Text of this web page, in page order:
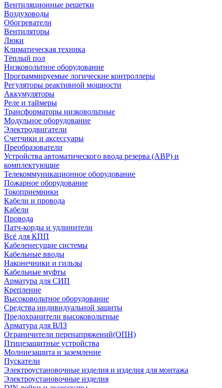
Вентиляционные решетки
Воздуховоды
Обогреватели
Вентиляторы
Люки
Климатическая техника
Тёплый пол
Низковольтное оборудование
Программируемые логические контроллеры
Регуляторы реактивной мощности
Аккумуляторы
Реле и таймеры
Трансформаторы низковольтные
Модульное оборудование
Электродвигатели
Счетчики и аксессуары
Преобразователи
Устройства автоматического ввода резерва (АВР) и
комплектующие
Телекоммуникационное оборудование
Пожарное оборудование
Токоприемники
Кабели и провода
Кабели
Провода
Патч-корды и удлинители
Всё для КПП
Кабеленесущие системы
Кабельные вводы
Наконечники и гильзы
Кабельные муфты
Арматура для СИП
Крепление
Высоковольтное оборудование
Средства индивидуальной защиты
Предохранители высоковольтные
Арматура для ВЛЗ
Ограничители перенапряжений(ОПН)
Птицезащитные устройства
Молниезащита и заземление
Пускатели
Электроустановочные изделия и изделия для монтажа
Электроустановочные изделия